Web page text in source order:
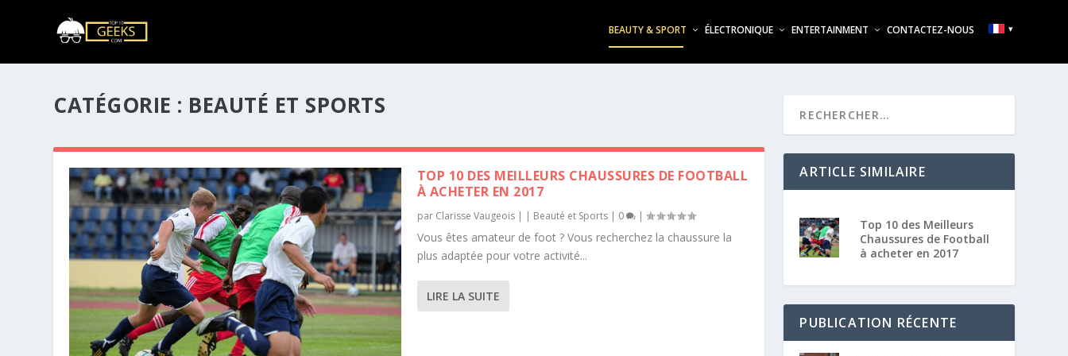
BEAUTY & SPORT ÉLECTRONIQUE ENTERTAINMENT CONTACTEZ-NOUS
CATÉGORIE : BEAUTÉ ET SPORTS
TOP 10 DES MEILLEURS CHAUSSURES DE FOOTBALL
À ACHETER EN 2017
par Clarisse Vaugeois| | Beauté et Sports| 0 |
Vous êtes amateur de foot ? Vous recherchez la chaussure la
plus adaptée pour votre activité...
LIRE LA SUITE
ARTICLE SIMILAIRE
Top 10 des Meilleurs
Chaussures de Football
à acheter en 2017
PUBLICATION RÉCENTE